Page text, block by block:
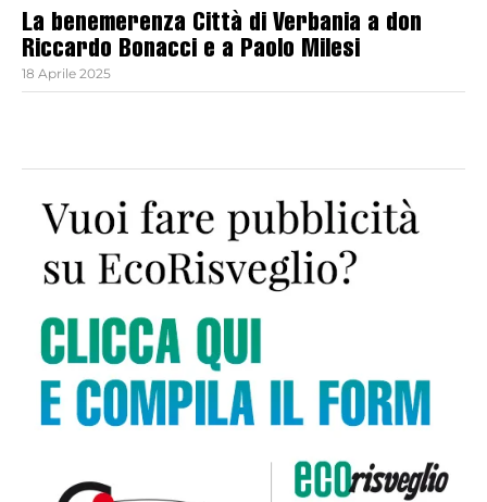
La benemerenza Città di Verbania a don
Riccardo Bonacci e a Paolo Milesi
18 Aprile 2025